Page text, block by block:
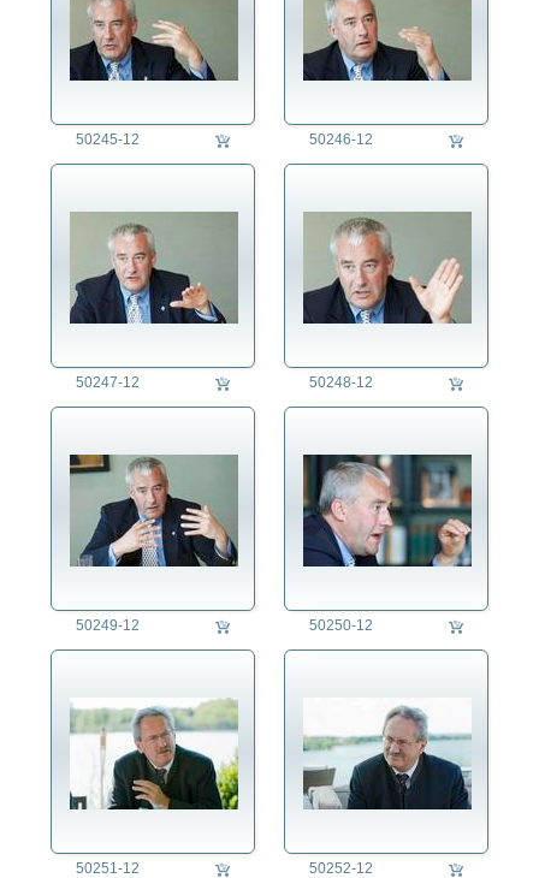
50245-12 50246-12
50247-12 50248-12
50249-12 50250-12
50251-12 50252-12